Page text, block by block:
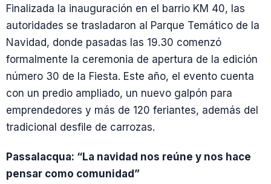
Finalizada la inauguración en el barrio KM 40, las
autoridades se trasladaron al Parque Temático de la
Navidad, donde pasadas las 19.30 comenzó
formalmente la ceremonia de apertura de la edición
número 30 de la Fiesta. Este año, el evento cuenta
con un predio ampliado, un nuevo galpón para
emprendedores y más de 120 feriantes, además del
tradicional desfile de carrozas.
Passalacqua: “La navidad nos reúne y nos hace
pensar como comunidad”